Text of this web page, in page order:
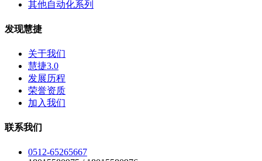
其他自动化系列
发现慧捷
关于我们
慧捷3.0
发展历程
荣誉资质
加入我们
联系我们
0512-65265667